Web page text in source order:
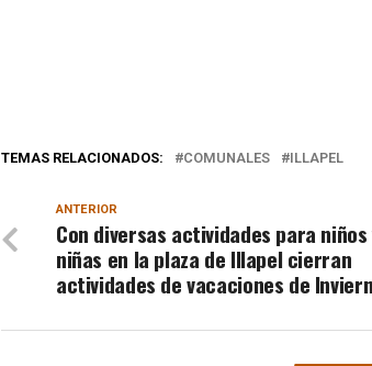
TEMAS RELACIONADOS: COMUNALES ILLAPEL
ANTERIOR
Con diversas actividades para
niñas en la plaza de Illapel cierran
actividades de vacaciones de